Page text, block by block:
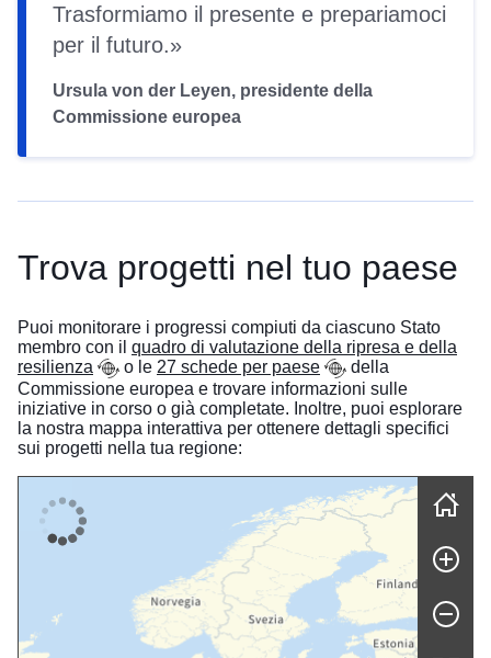
Trasformiamo il presente e prepariamoci
per il futuro.
Ursula von der Leyen, presidente della
Commissione europea
Trova progetti nel tuo paese
Puoi monitorare i progressi compiuti da ciascuno Stato
membro con il quadro di valutazione della ripresa e della
resilienza
o le 27 schede per paese
della
Commissione europea e trovare informazioni sulle
iniziative in corso o già completate. Inoltre, puoi esplorare
la nostra mappa interattiva per ottenere dettagli specifici
sui progetti nella tua regione: